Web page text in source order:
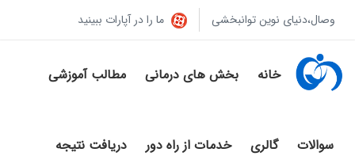
وصال،دنیای نوین توانبخشی ما را در آپارات ببینید
خانه بخش های درمانی مطالب آموزشی
سوالات گالری خدمات از راه دور دریافت نتیجه